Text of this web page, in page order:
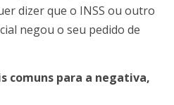
dizer que o INSS ou outro
negou o seu pedido de
comuns para a negativa,